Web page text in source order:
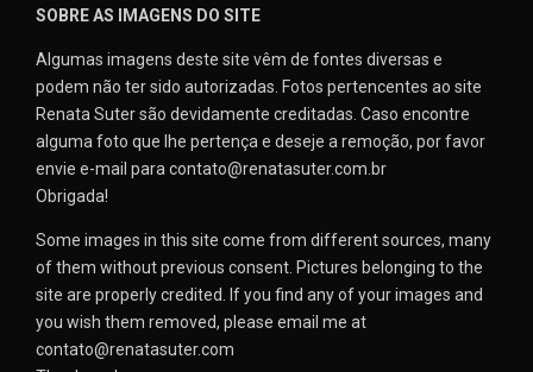
SOBRE AS IMAGENS DO SITE
Algumas imagens deste site vêm de fontes diversas e
podem não ter sido autorizadas. Fotos pertencentes ao site
Renata Suter são devidamente creditadas. Caso encontre
alguma foto que lhe pertença e deseje a remoção, por favor
envie e-mail para contato@renatasuter.com.br
Obrigada!
Some images in this site come from different sources, many
of them without previous consent. Pictures belonging to the
site are properly credited. If you find any of your images and
you wish them removed, please email me at
contato@renatasuter.com